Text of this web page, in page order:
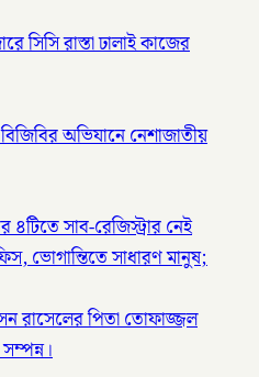
সিসি রাস্তা ঢালাই কাজের
অভিযানে নেশাজাতীয়
সাব-রেজিস্ট্রার নেই
ভোগান্তিতে সাধারণ মানুষ;
রাসেলের পিতা তোফাজ্জল